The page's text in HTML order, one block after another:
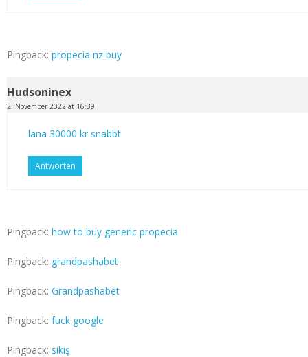
Pingback: propecia nz buy
Hudsoninex
2. November 2022 at 16:39
lana 30000 kr snabbt
Antworten
Pingback: how to buy generic propecia
Pingback: grandpashabet
Pingback: Grandpashabet
Pingback: fuck google
Pingback: sikiş